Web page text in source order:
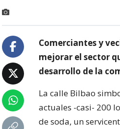
Comerciantes y
mejorar el sector
desarrollo de la
La calle Bilbao
actuales -casi- 200
de soda, un